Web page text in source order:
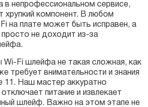
в непрофессиональном сервисе,
хрупкий компонент. В любом
на плате может быть исправен, а
просто не доходит из-за
Wi-Fi шлейфа не такая сложная, как
требует внимательности и знания
11. Наш мастер аккуратно
питание и извлекает
шлейф. Важно на этом этапе не